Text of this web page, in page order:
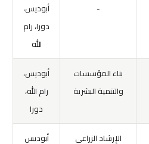
-
أبوديس،
دورا، رام
الله
بناء المؤسسات
والتنمية البشرية
أبوديس،
رام الله،
دورا
الإرشاد الزراعي أبوديس